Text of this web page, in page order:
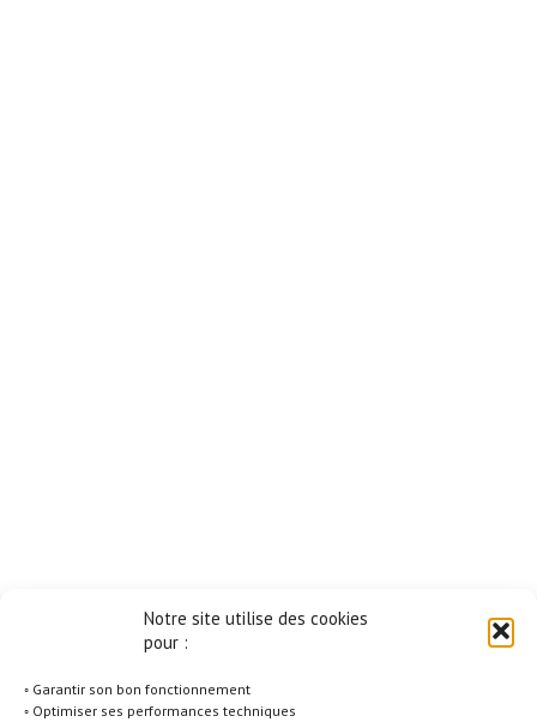
Notre site utilise des cookies
pour :
◦ Garantir son bon fonctionnement
◦ Optimiser ses performances techniques